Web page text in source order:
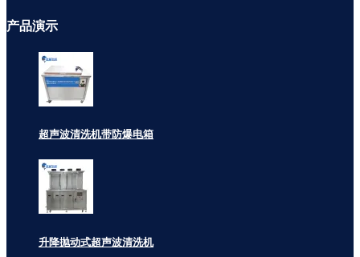
产品演示
超声波清洗机带防爆电箱
升降抛动式超声波清洗机